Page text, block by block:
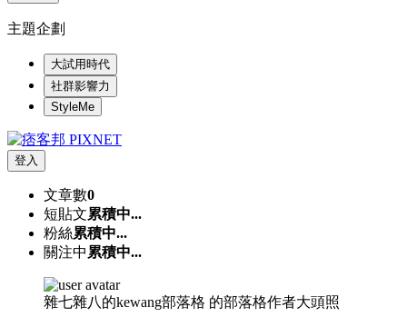
主題企劃
大試用時代
社群影響力
StyleMe
登入
文章數0
短貼文累積中...
粉絲累積中...
關注中 累積中...
雜七雜八的kewang部落格 的部落格作者大頭照